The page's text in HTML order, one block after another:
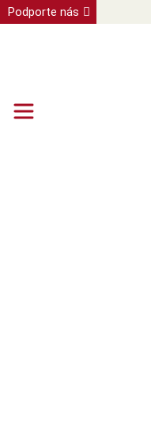
Podporte nás